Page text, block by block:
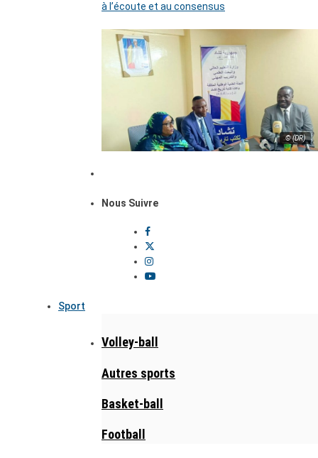
à l’écoute et au consensus
© (DR)
Nous Suivre
Sport
Volley-ball
Autres sports
Basket-ball
Football